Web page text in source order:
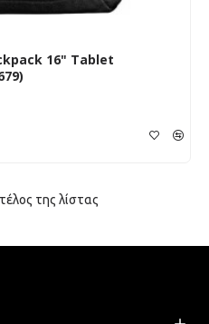
16" Tablet
της λίστας